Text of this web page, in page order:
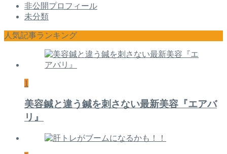
非公開プロフィール
未分類
人気記事ランキング
1
美容鍼と違う鍼を刺さない最新美容『エアバ
リ』